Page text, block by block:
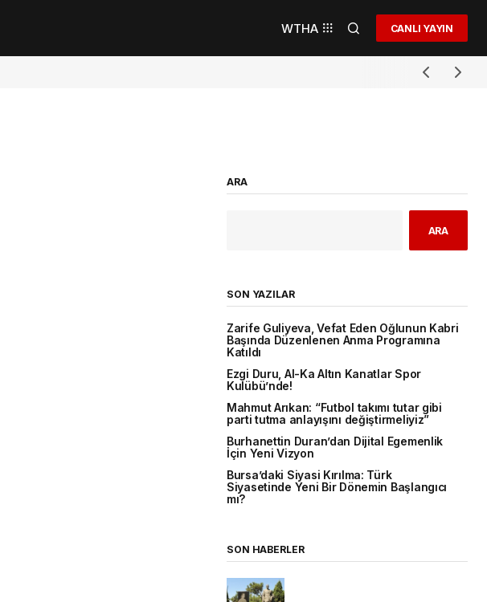
WTHA CANLI YAYIN
ARA
ARA
SON YAZILAR
Zarife Guliyeva, Vefat Eden Oğlunun Kabri
Başında Düzenlenen Anma Programına
Katıldı
Ezgi Duru, Al-Ka Altın Kanatlar Spor
Kulübü’nde!
Mahmut Arıkan: “Futbol takımı tutar gibi
parti tutma anlayışını değiştirmeliyiz”
Burhanettin Duran’dan Dijital Egemenlik
İçin Yeni Vizyon
Bursa’daki Siyasi Kırılma: Türk
Siyasetinde Yeni Bir Dönemin Başlangıcı
mı?
SON HABERLER